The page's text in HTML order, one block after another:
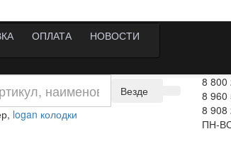
ОПЛАТА НОВОСТИ
8 800
8 960
8 908
ПН-
Везде
logan колодки